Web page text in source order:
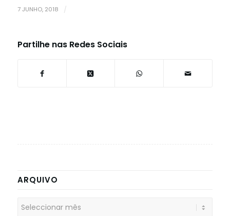
7 JUNHO, 2018 /
Partilhe nas Redes Sociais
ARQUIVO